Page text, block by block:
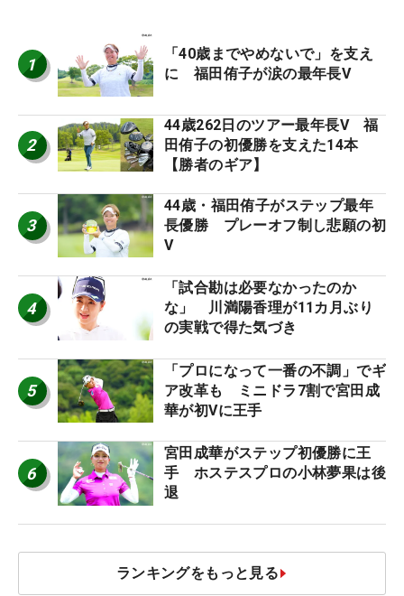
1
「40歳までやめないで」を支え
に 福田侑子が涙の最年長V
2
44歳262日のツアー最年長V 福
田侑子の初優勝を支えた14本
【勝者のギア】
3
44歳・福田侑子がステップ最年
長優勝 プレーオフ制し悲願の初
V
4
「試合勘は必要なかったのか
な」 川満陽香理が11カ月ぶり
の実戦で得た気づき
5
「プロになって一番の不調」でギ
ア改革も ミニドラ7割で宮田成
華が初Vに王手
6
宮田成華がステップ初優勝に王
手 ホステスプロの小林夢果は後
退
ランキングをもっと見る